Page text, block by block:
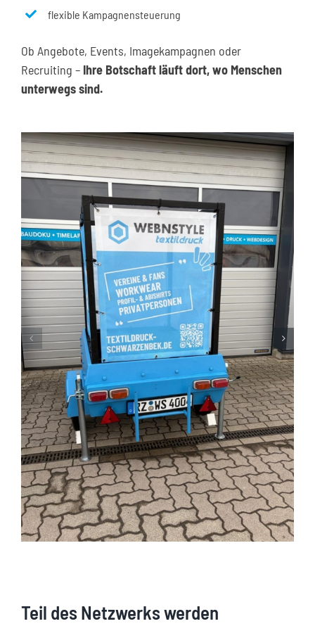
flexible Kampagnensteuerung
Ob Angebote, Events, Imagekampagnen oder
Recruiting – Ihre Botschaft läuft dort, wo Menschen
unterwegs sind.
Teil des Netzwerks werden